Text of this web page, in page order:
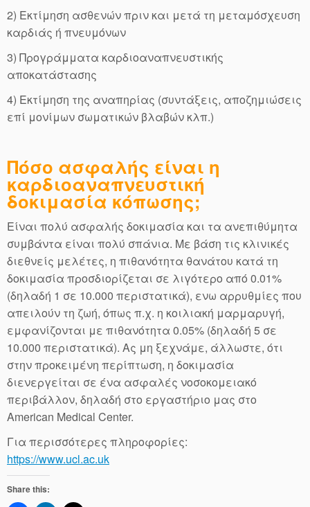
2) Εκτίμηση ασθενών πριν και μετά τη μεταμόσχευση
καρδιάς ή πνευμόνων
3) Προγράμματα καρδιοαναπνευστικής
αποκατάστασης
4) Εκτίμηση της αναπηρίας (συντάξεις, αποζημιώσεις
επί μονίμων σωματικών βλαβών κλπ.)
Πόσο ασφαλής είναι η
καρδιοαναπνευστική
δοκιμασία κόπωσης;
Είναι πολύ ασφαλής δοκιμασία και τα ανεπιθύμητα
συμβάντα είναι πολύ σπάνια. Με βάση τις κλινικές
διεθνείς μελέτες, η πιθανότητα θανάτου κατά τη
δοκιμασία προσδιορίζεται σε λιγότερο από 0.01%
(δηλαδή 1 σε 10.000 περιστατικά), ενω αρρυθμίες που
απειλούν τη ζωή, όπως π.χ. η κοιλιακή μαρμαρυγή,
εμφανίζονται με πιθανότητα 0.05% (δηλαδή 5 σε
10.000 περιστατικά). Ας μη ξεχνάμε, άλλωστε, ότι
στην προκειμένη περίπτωση, η δοκιμασία
διενεργείται σε ένα ασφαλές νοσοκομειακό
περιβάλλον, δηλαδή στο εργαστήριο μας στο
American Medical Center.
Για περισσότερες πληροφορίες:
https://www.ucl.ac.uk
Share this: